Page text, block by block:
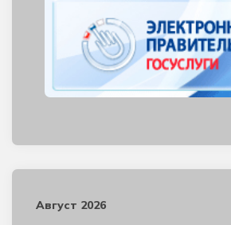
Август 2026